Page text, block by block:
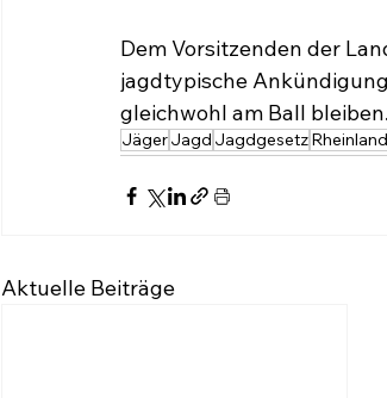
Dem Vorsitzenden der
jagdtypische
gleichwohl am Ball
JägerJagd Jagdgesetz
Aktuelle Beiträge